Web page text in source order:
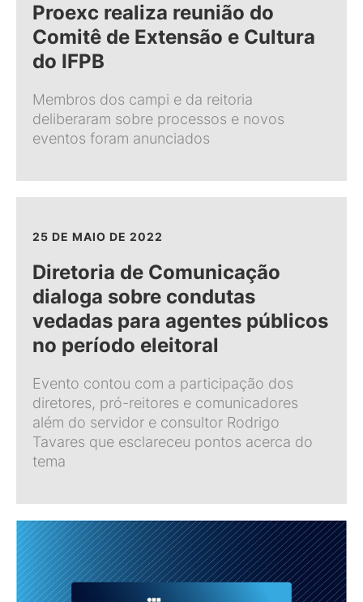
Proexc realiza reunião do
Comitê de Extensão e Cultura
do IFPB
Membros dos campi e da reitoria
deliberaram sobre processos e novos
eventos foram anunciados
25 DE MAIO DE 2022
Diretoria de Comunicação
dialoga sobre condutas
vedadas para agentes públicos
no período eleitoral
Evento contou com a participação dos
diretores, pró-reitores e comunicadores
além do servidor e consultor Rodrigo
Tavares que esclareceu pontos acerca do
tema